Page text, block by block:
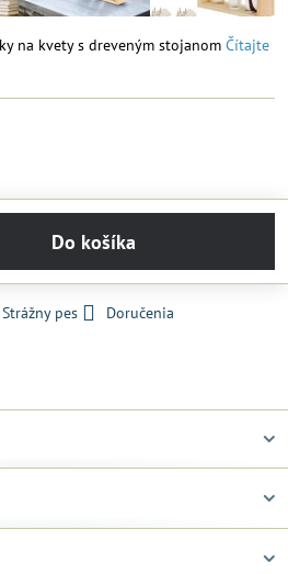
na kvety s dreveným stojanom Čítajte
Do košíka
Strážny pes
Doručenia